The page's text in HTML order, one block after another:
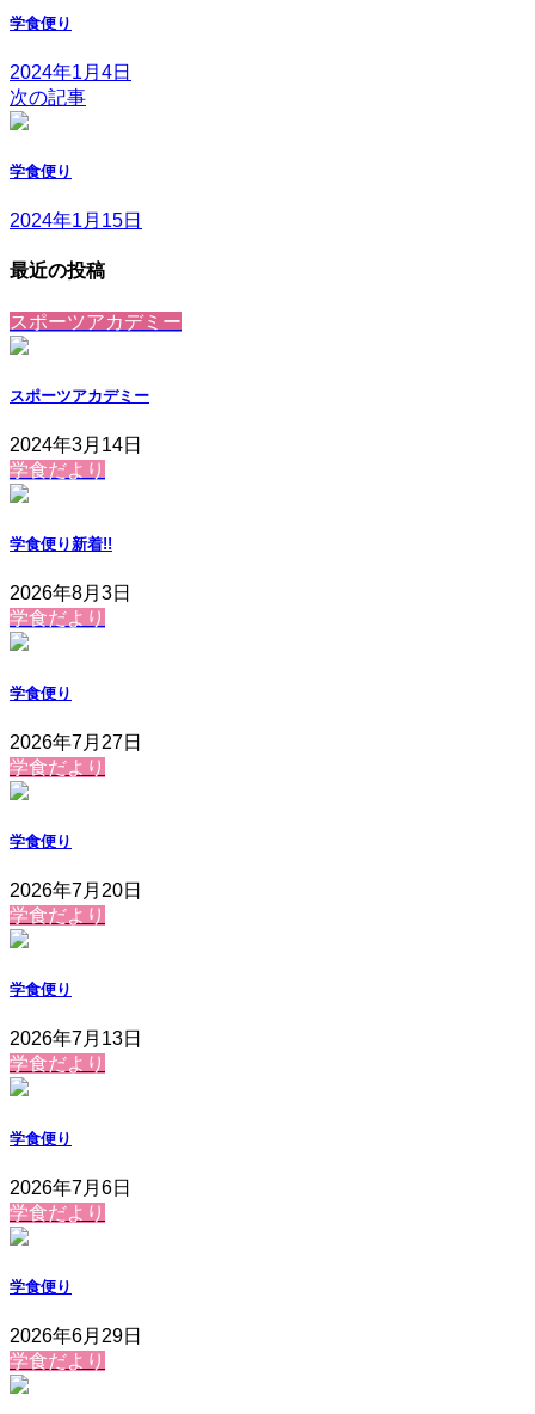
学食便り
2024年1月4日
次の記事
学食便り
2024年1月15日
最近の投稿
スポーツアカデミー
スポーツアカデミー
2024年3月14日
学食だより
学食便り新着!!
2026年8月3日
学食だより
学食便り
2026年7月27日
学食だより
学食便り
2026年7月20日
学食だより
学食便り
2026年7月13日
学食だより
学食便り
2026年7月6日
学食だより
学食便り
2026年6月29日
学食だより